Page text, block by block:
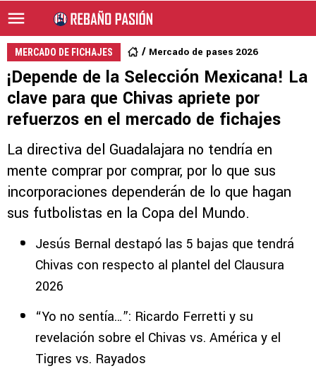
MERCADO DE FICHAJES Mercado de pases 2026
¡Depende de la Selección Mexicana! La
clave para que Chivas apriete por
refuerzos en el mercado de fichajes
La directiva del Guadalajara no tendría en
mente comprar por comprar, por lo que sus
incorporaciones dependerán de lo que hagan
sus futbolistas en la Copa del Mundo.
Jesús Bernal destapó las 5 bajas que tendrá
Chivas con respecto al plantel del Clausura
2026
“Yo no sentía…”: Ricardo Ferretti y su
revelación sobre el Chivas vs. América y el
Tigres vs. Rayados